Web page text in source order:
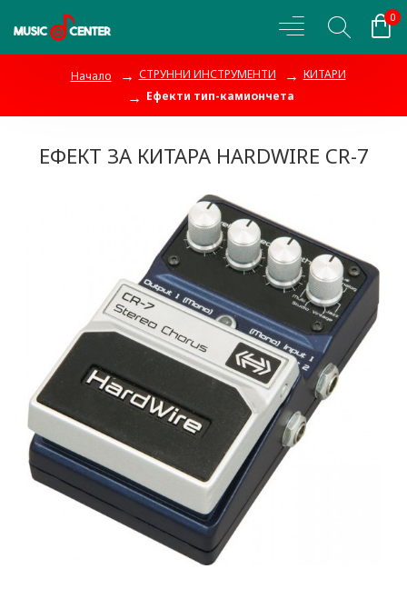
0
Начало СТРУННИ ИНСТРУМЕНТИ
КИТАРИ
Ефекти тип-камиончета
ЕФЕКТ ЗА КИТАРА HARDWIRE CR-7